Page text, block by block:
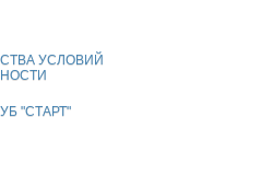
УСЛОВИЙ
"СТАРТ"